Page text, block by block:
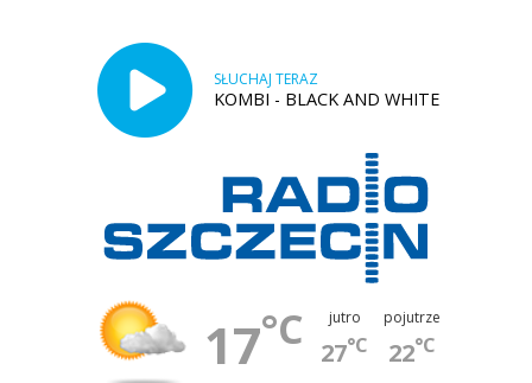
SŁUCHAJ TERAZ
KOMBI - BLACK AND WHITE
17°C jutro
27°C
pojutrze
22°C